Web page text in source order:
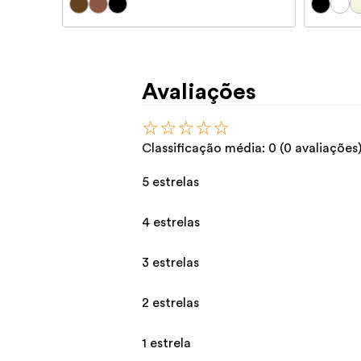
Avaliações
☆☆☆☆☆
Classificação média: 0 (0 avaliações)
5 estrelas
4 estrelas
3 estrelas
2 estrelas
1 estrela